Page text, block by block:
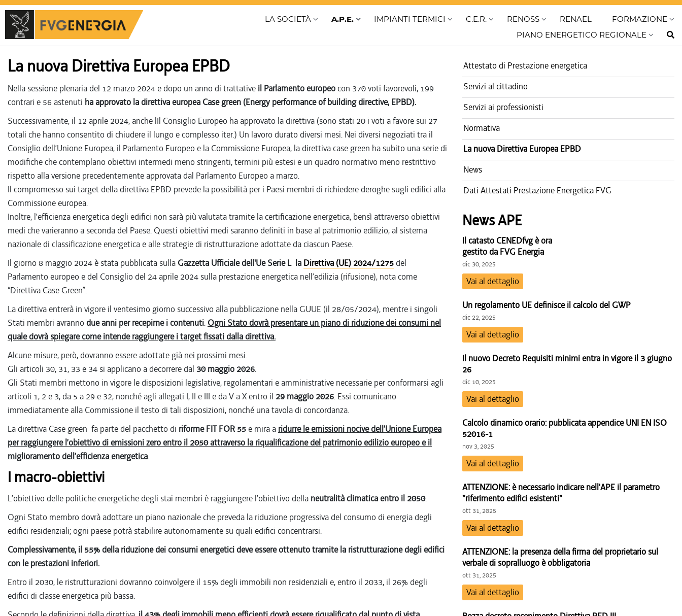
LA SOCIETÀ A.P.E. IMPIANTI TERMICI C.E.R. RENOSS RENAEL
FORMAZIONE
PIANO ENERGETICO REGIONALE
La nuova Direttiva Europea EPBD
Nella sessione plenaria del 12 marzo 2024 e dopo un anno di trattative il Parlamento europeocon 370 voti favorevoli, 199
contrari e 56 astenuti ha approvato la direttiva europea Case green (Energy performance of building directive, EPBD).
Successivamente, il 12 aprile 2024, anche lIl Consiglio Europeo ha approvato la direttiva (sono stati 20 i voti a favore sui 27
totali che hanno consentito di chiudere il lungo e complesso iter.) Un lavoro durato diversi mesi. Nei diversi negoziati tra il
Consiglio dell’Unione Europea, il Parlamento Europeo e la Commissione Europea, la direttiva case green ha subito una serie di
modifiche che contemplano obiettivi intermedi meno stringenti, termini più estesi e un quadro normativo meno restrittivo
rispetto alla versione precedentemente approvata dal Parlamento Europeo a marzo.
Il compromesso sui target della direttiva EPBD prevede la possibilità per i Paesi membri di richiedere deroghe sugli edifici alla
Commissione europea.
Inoltre, l’efficienza energetica degli edifici non sarà più valutata tramite la certificazione energetica, bensì attraverso obiettivi
medi che varieranno a seconda del Paese. Questi obiettivi medi saranno definiti in base al patrimonio edilizio, al sistema
nazionale di classificazione energetica e alle strategie di ristrutturazione adottate da ciascun Paese.
Il giorno 8 maggio 2024 è stata pubblicata sulla Gazzetta Ufficiale dell'Ue Serie L la Direttiva (UE) 2024/1275del
Parlamento europeo e del Consiglio del 24 aprile 2024 sulla prestazione energetica nell’edilizia (rifusione), nota come
“Direttiva Case Green”.
La direttiva entrerà in vigore il ventesimo giorno successivo alla pubblicazione nella GUUE (il 28/05/2024), mentre i singoli
Stati membri avranno due anni per recepirne i contenuti. Ogni Stato dovrà presentare un piano di riduzione dei consumi nel
quale dovrà spiegare come intende raggiungere i target fissati dalla direttiva.
Alcune misure, però, dovranno essere adottate già nei prossimi mesi.
Gli articoli 30, 31, 33 e 34 si applicano a decorrere dal 30 maggio 2026.
Gli Stati membri mettono in vigore le disposizioni legislative, regolamentari e amministrative necessarie per conformarsi agli
articoli 1, 2 e 3, da 5 a 29 e 32, nonché agli allegati I, II e III e da V a X entro il 29 maggio 2026. Essi comunicano
immediatamente alla Commissione il testo di tali disposizioni, nonché una tavola di concordanza.
La direttiva Case green fa parte del pacchetto di riforme FIT FOR 55e mira a ridurre le emissioni nocive dell’Unione Europea
per raggiungere l’obiettivo di emissioni zero entro il 2050 attraverso la riqualificazione del patrimonio edilizio europeo e il
miglioramento dell’efficienza energetica.
I macro-obiettivi
L’obiettivo delle politiche energetiche degli stai membri è raggiungere l’obiettivo della neutralità climatica entro il 2050.
Ogni Stato membro dovrà adottare un piano nazionale che preveda la riduzione progressiva del consumo di energia degli
edifici residenziali; ogni paese potrà stabilire autonomamente su quali edifici concentrarsi.
Complessivamente, il 55% della riduzione dei consumi energetici deve essere ottenuto tramite la ristrutturazione degli edifici
con le prestazioni inferiori.
Entro il 2030, le ristrutturazioni dovranno coinvolgere il 15% degli immobili non residenziali e, entro il 2033, il 26% degli
edifici di classe energetica più bassa.
Attestato di Prestazione energetica
Servizi al cittadino
Servizi ai professionisti
Normativa
La nuova Direttiva Europea EPBD
News
Dati Attestati Prestazione Energetica FVG
News APE
Il catasto CENEDfvg è ora
gestito da FVG Energia
dic 30, 2025
Vai al dettaglio
Un regolamento UE definisce il calcolo del GWP
dic 22, 2025
Vai al dettaglio
Il nuovo Decreto Requisiti minimi entra in vigore il 3 giugno
26
dic 10, 2025
Vai al dettaglio
Calcolo dinamico orario: pubblicata appendice UNI EN ISO
52016-1
nov 3, 2025
Vai al dettaglio
ATTENZIONE: è necessario indicare nell'APE il parametro
"riferimento edifici esistenti"
ott 31, 2025
Vai al dettaglio
ATTENZIONE: la presenza della firma del proprietario sul
verbale di sopralluogo è obbligatoria
ott 31, 2025
Vai al dettaglio